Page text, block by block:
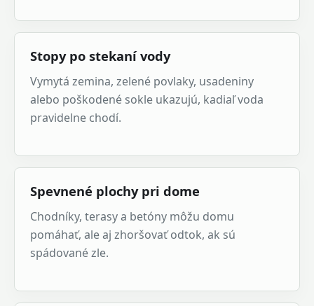
Stopy po stekaní vody
Vymytá zemina, zelené povlaky, usadeniny
alebo poškodené sokle ukazujú, kadiaľ voda
pravidelne chodí.
Spevnené plochy pri dome
Chodníky, terasy a betóny môžu domu
pomáhať, ale aj zhoršovať odtok, ak sú
spádované zle.